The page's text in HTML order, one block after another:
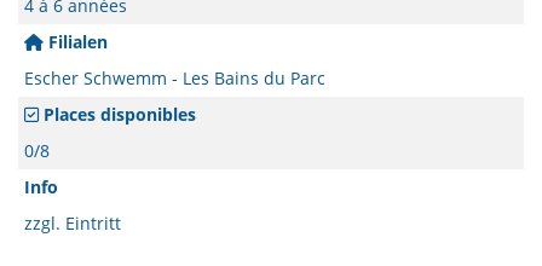
4 à 6 années
Filialen
Escher Schwemm - Les Bains du Parc
Places disponibles
0/8
Info
zzgl. Eintritt